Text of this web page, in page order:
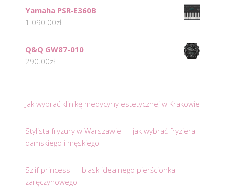
Yamaha PSR-E360B
1 090.00zł
Q&Q GW87-010
290.00zł
Jak wybrać klinikę medycyny estetycznej w Krakowie
Stylista fryzury w Warszawie — jak wybrać fryzjera
damskiego i męskiego
Szlif princess — blask idealnego pierścionka
zaręczynowego